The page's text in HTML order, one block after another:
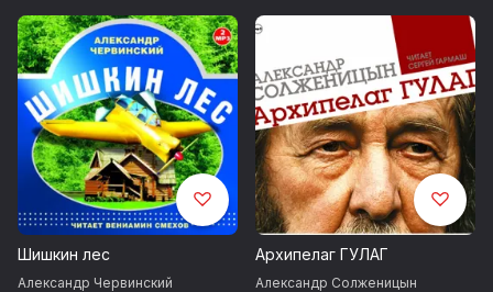
Шишкин лес
Александр Червинский
Архипелаг ГУЛАГ
Александр Солженицын